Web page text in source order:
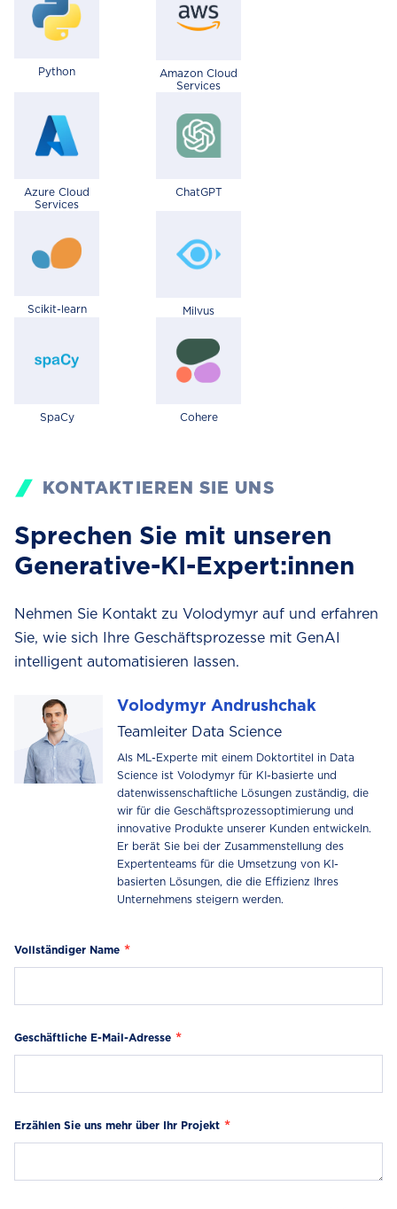
Python
Amazon Cloud
Services
Azure Cloud
Services
ChatGPT
Scikit-learn Milvus
SpaCy Cohere
KONTAKTIEREN SIE UNS
Sprechen Sie mit unseren
Generative-KI-Expert:innen
Nehmen Sie Kontakt zu Volodymyr auf und erfahren
Sie, wie sich Ihre Geschäftsprozesse mit GenAI
intelligent automatisieren lassen.
Vollständiger Name
Geschäftliche E-Mail-Adresse
Erzählen Sie uns mehr über Ihr Projekt
Volodymyr Andrushchak
Teamleiter Data Science
Als ML-Experte mit einem Doktortitel in Data
Science ist Volodymyr für KI-basierte und
datenwissenschaftliche Lösungen zuständig, die
wir für die Geschäftsprozessoptimierung und
innovative Produkte unserer Kunden entwickeln.
Er berät Sie bei der Zusammenstellung des
Expertenteams für die Umsetzung von KI-
basierten Lösungen, die die Effizienz Ihres
Unternehmens steigern werden.